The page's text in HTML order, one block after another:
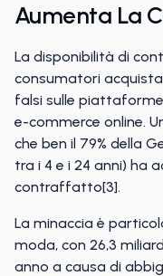
Aumenta La
La disponibilità di
consumatori
falsi sulle
e-commerce online.
che ben il 79% della
tra i 4 e i 24 anni) ha
contraffatto[3].
La minaccia è
moda, con 26,3
anno a causa di